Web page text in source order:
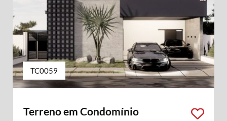
TC0059
Terreno em Condomínio